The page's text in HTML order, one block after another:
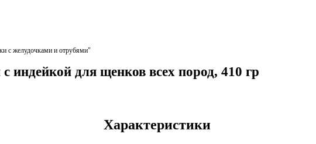
с желудочками и отрубями"
для щенков всех пород, 410 гр
Характеристики